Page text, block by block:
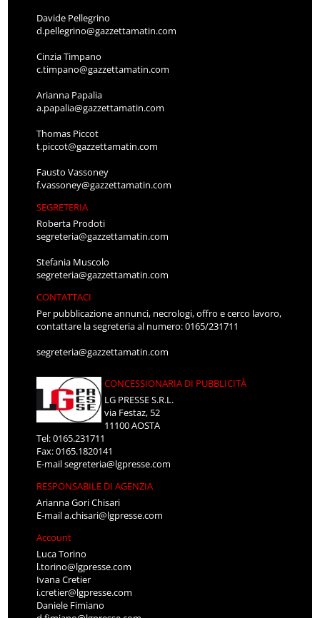
Davide Pellegrino
d.pellegrino@gazzettamatin.com
Cinzia Timpano
c.timpano@gazzettamatin.com
Arianna Papalia
a.papalia@gazzettamatin.com
Thomas Piccot
t.piccot@gazzettamatin.com
Fausto Vassoney
f.vassoney@gazzettamatin.com
SEGRETERIA
Roberta Prodoti
segreteria@gazzettamatin.com
Stefania Muscolo
segreteria@gazzettamatin.com
CONTATTACI
Per pubblicazione annunci, necrologi, offro e cerco lavoro,
contattare la segreteria al numero: 0165/231711
segreteria@gazzettamatin.com
CONCESSIONARIA DI PUBBLICITÀ
LG PRESSE S.R.L.
via Festaz, 52
11100 AOSTA
Tel: 0165.231711
Fax: 0165.1820141
E-mailsegreteria@lgpresse.com
RESPONSABILE DI AGENZIA
Arianna Gori Chisari
E-maila.chisari@lgpresse.com
Account
Luca Torino
l.torino@lgpresse.com
Ivana Cretier
i.cretier@lgpresse.com
Daniele Fimiano